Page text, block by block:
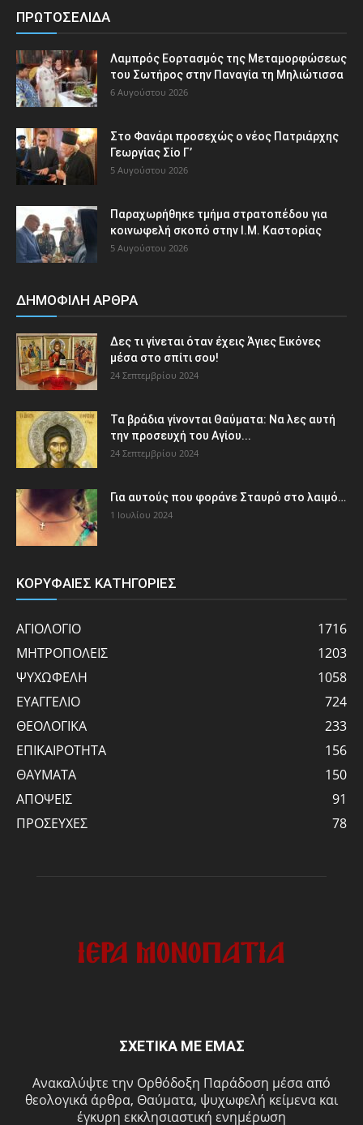
ΠΡΩΤΟΣΕΛΙΔΑ
Λαμπρός Εορτασμός της Μεταμορφώσεως
του Σωτήρος στην Παναγία τη Μηλιώτισσα
6 Αυγούστου 2026
Στο Φανάρι προσεχώς ο νέος Πατριάρχης
Γεωργίας Σίο Γ’
5 Αυγούστου 2026
Παραχωρήθηκε τμήμα στρατοπέδου για
κοινωφελή σκοπό στην Ι.Μ. Καστορίας
5 Αυγούστου 2026
ΔΗΜΟΦΙΛΗ ΑΡΘΡΑ
Δες τι γίνεται όταν έχεις Άγιες Εικόνες
μέσα στο σπίτι σου!
24 Σεπτεμβρίου 2024
Τα βράδια γίνονται Θαύματα: Να λες αυτή
την προσευχή του Αγίου...
24 Σεπτεμβρίου 2024
Για αυτούς που φοράνε Σταυρό στο λαιμό…
1 Ιουλίου 2024
ΚΟΡΥΦΑΙΕΣ ΚΑΤΗΓΟΡΙΕΣ
ΑΓΙΟΛΟΓΙΟ
1716
ΜΗΤΡΟΠΟΛΕΙΣ
1203
ΨΥΧΩΦΕΛΗ
1058
ΕΥΑΓΓΕΛΙΟ
724
ΘΕΟΛΟΓΙΚΑ
233
ΕΠΙΚΑΙΡΟΤΗΤΑ
156
ΘΑΥΜΑΤΑ
150
ΑΠΟΨΕΙΣ
91
ΠΡΟΣΕΥΧΕΣ
78
ΣΧΕΤΙΚΑ ΜΕ ΕΜΑΣ
Ανακαλύψτε την Ορθόδοξη Παράδοση μέσα από
θεολογικά άρθρα, Θαύματα, ψυχωφελή κείμενα και
έγκυρη εκκλησιαστική ενημέρωση